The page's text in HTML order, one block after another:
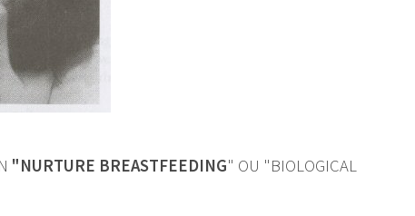
"NURTURE BREASTFEEDING" OU "BIOLOGICAL